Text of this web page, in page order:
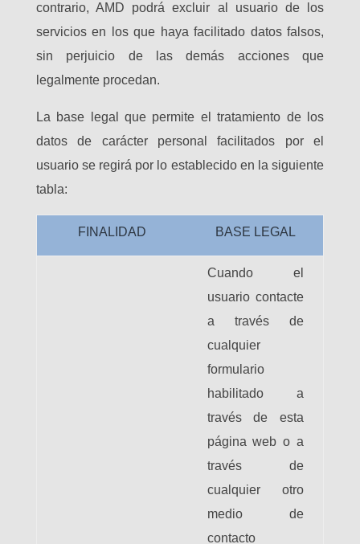
contrario, AMD podrá excluir al usuario de los
servicios en los que haya facilitado datos falsos,
sin perjuicio de las demás acciones que
legalmente procedan.
La base legal que permite el tratamiento de los
datos de carácter personal facilitados por el
usuario se regirá por lo establecido en la siguiente
tabla:
FINALIDAD BASE LEGAL
Cuando el
usuario contacte
a través de
cualquier
formulario
habilitado a
través de esta
página web o a
través de
cualquier otro
medio de
contacto